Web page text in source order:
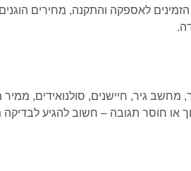
לאספקה והתקנה, מחירים
גיר, חיישנים, סולנואידים, ממיר
או חוסר תגובה – חשוב להגיע